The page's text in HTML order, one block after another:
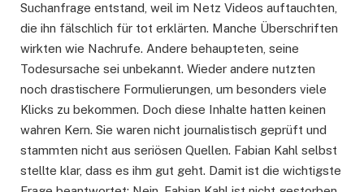
Suchanfrage entstand, weil im Netz Videos auftauchten,
die ihn fälschlich für tot erklärten. Manche Überschriften
wirkten wie Nachrufe. Andere behaupteten, seine
Todesursache sei unbekannt. Wieder andere nutzten
noch drastischere Formulierungen, um besonders viele
Klicks zu bekommen. Doch diese Inhalte hatten keinen
wahren Kern. Sie waren nicht journalistisch geprüft und
stammten nicht aus seriösen Quellen. Fabian Kahl selbst
stellte klar, dass es ihm gut geht. Damit ist die wichtigste